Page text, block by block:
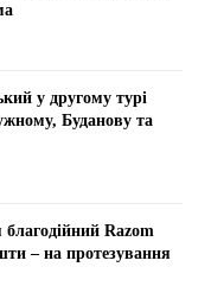
у другому турі
Буданову та
благодійний Razom
– на протезування